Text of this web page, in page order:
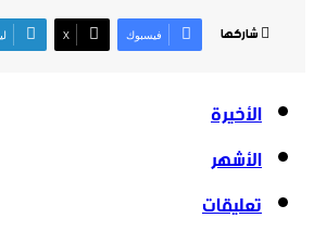
شاركها فيسبوك ‫X
الأخيرة
الأشهر
تعليقات